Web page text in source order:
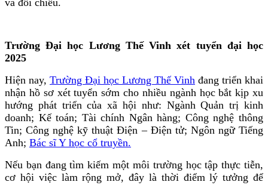
Trường Đại học Lương Thế Vinh xét tuyển đại học
2025
Hiện nay, Trường Đại học Lương Thế Vinh đang triển khai
nhận hồ sơ xét tuyển sớm cho nhiều ngành học bắt kịp xu
hướng phát triển của xã hội như: Ngành Quản trị kinh
doanh; Kế toán; Tài chính Ngân hàng; Công nghệ thông
Tin; Công nghệ kỹ thuật Điện – Điện tử; Ngôn ngữ Tiếng
Anh; Bác sĩ Y học cổ truyền.
Nếu bạn đang tìm kiếm một môi trường học tập thực tiễn,
cơ hội việc làm rộng mở, đây là thời điểm lý tưởng để